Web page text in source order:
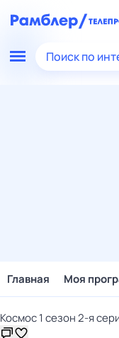
Поиск по
Главная Моя
Космос 1 сезон 2-я